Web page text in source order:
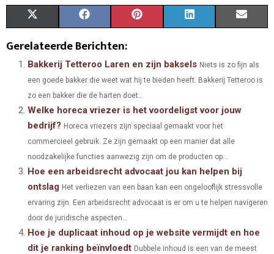
A
R
O
T
W
I
T
E
R
)
R
O
C
E
B
O
K
A
R
O
N
T
R
S
T
A
R
O
N
K
D
N
A
R
A
I
Gerelateerde Berichten:
Bakkerij Tetteroo Laren en zijn baksels Niets is zo fijn als
een goede bakker die weet wat hij te bieden heeft. Bakkerij Tetteroo is
zo een bakker die de harten doet...
Welke horeca vriezer is het voordeligst voor jouw
bedrijf? Horeca vriezers zijn speciaal gemaakt voor het
commercieel gebruik. Ze zijn gemaakt op een manier dat alle
noodzakelijke functies aanwezig zijn om de producten op...
Hoe een arbeidsrecht advocaat jou kan helpen bij
ontslag Het verliezen van een baan kan een ongelooflijk stressvolle
ervaring zijn. Een arbeidsrecht advocaat is er om u te helpen navigeren
door de juridische aspecten...
Hoe je duplicaat inhoud op je website vermijdt en hoe
dit je ranking beïnvloedt Dubbele inhoud is een van de meest